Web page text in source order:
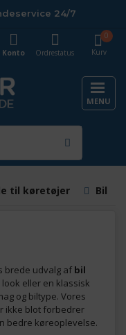
24/7
Kurv
0
Konto Ordrestatus
MENU
til køretøjer Bil
brede udvalg af bil
eller en klassisk
og biltype. Vores
ikke blot forbedrer
bedre køreoplevelse.